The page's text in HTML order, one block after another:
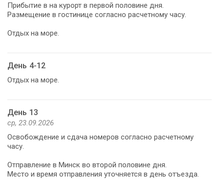
Прибытие в на курорт в первой половине дня.
Размещение в гостинице согласно расчетному часу.
Отдых на море.
День 4-12
Отдых на море.
День 13
ср, 23.09.2026
Освобождение и сдача номеров согласно расчетному
часу.
Отправление в Минск во второй половине дня.
Место и время отправления уточняется в день отъезда.